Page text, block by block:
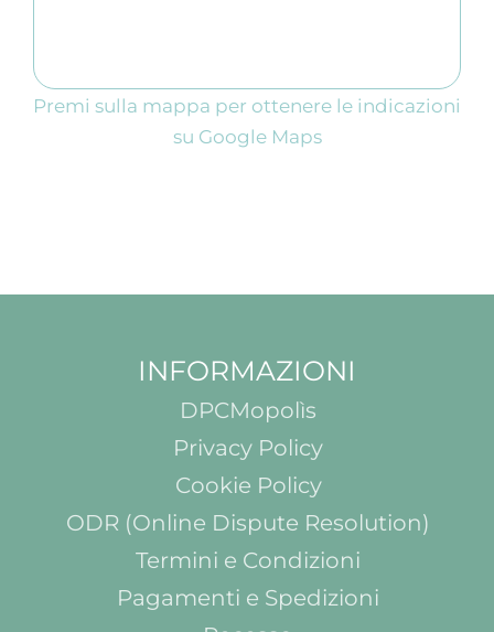
Premi sulla mappa per ottenere le indicazioni
su Google Maps
INFORMAZIONI
DPCMopolìs
Privacy Policy
Cookie Policy
ODR (Online Dispute Resolution)
Termini e Condizioni
Pagamenti e Spedizioni